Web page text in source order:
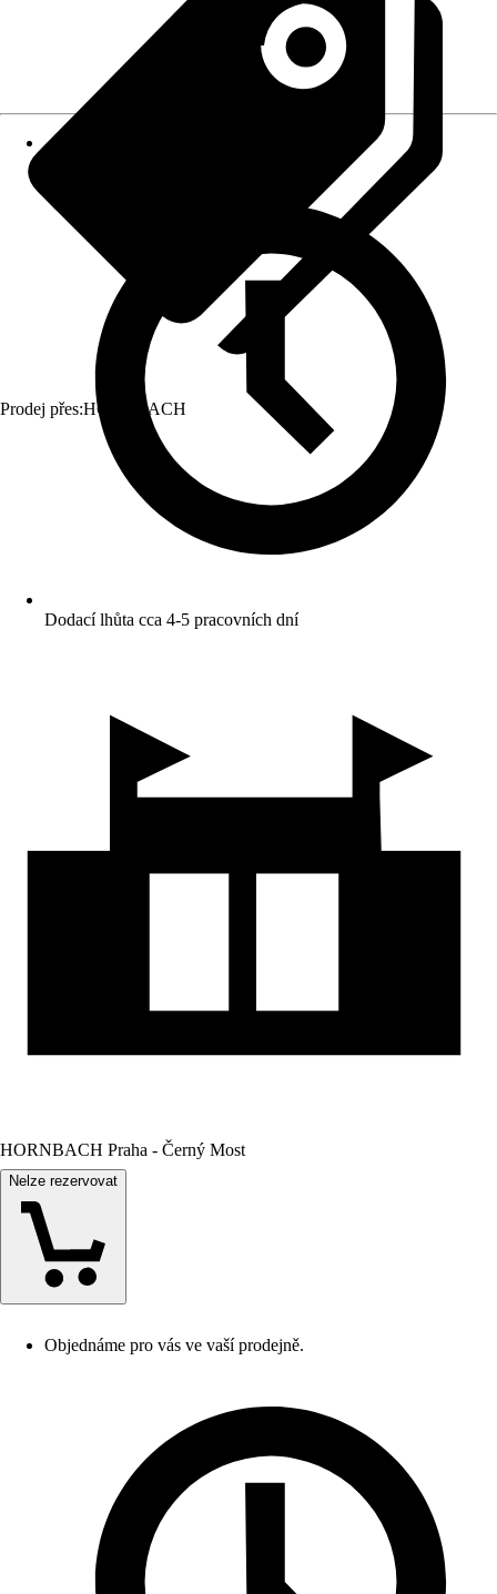
Prodej přes:HORNBACH
Dodací lhůta cca 4-5 pracovních dní
HORNBACH Praha - Černý Most
Nelze rezervovat
Objednáme pro vás ve vaší prodejně.